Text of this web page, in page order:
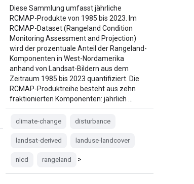
Diese Sammlung umfasst jährliche
RCMAP-Produkte von 1985 bis 2023. Im
RCMAP-Dataset (Rangeland Condition
Monitoring Assessment and Projection)
wird der prozentuale Anteil der Rangeland-
Komponenten in West-Nordamerika
anhand von Landsat-Bildern aus dem
Zeitraum 1985 bis 2023 quantifiziert. Die
RCMAP-Produktreihe besteht aus zehn
fraktionierten Komponenten: jährlich …
climate-change disturbance
landsat-derived landuse-landcover
nlcd rangeland >